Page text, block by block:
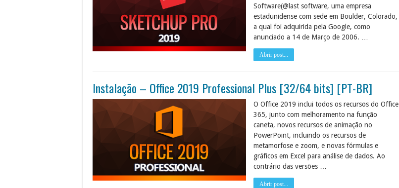
Software(@last software, uma empresa
estadunidense com sede em Boulder, Colorado,
a qual foi adquirida pela Google, como
anunciado a 14 de Março de 2006. …
Abrir post...
Instalação – Office 2019 Professional Plus [32/64 bits] [PT-BR]
O Office 2019 inclui todos os recursos do Office
365, junto com melhoramento na função
caneta, novos recursos de animação no
PowerPoint, incluindo os recursos de
metamorfose e zoom, e novas fórmulas e
gráficos em Excel para análise de dados. Ao
contrário das versões …
Abrir post...